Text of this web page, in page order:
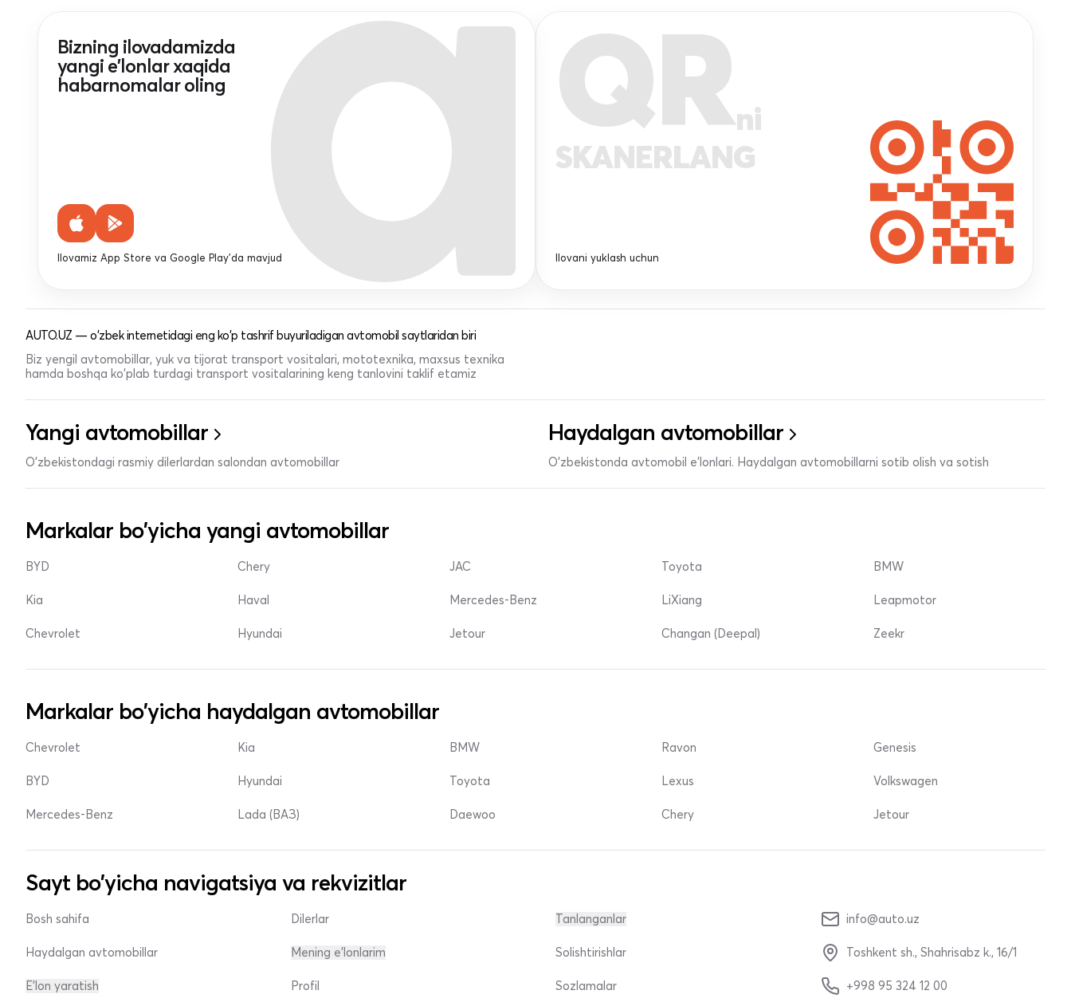
Bizning ilovadamizda
yangi e'lonlar xaqida
habarnomalar oling
Ilovamiz App Store va Google Play'da mavjud
QRni
SKANERLANG
Ilovani yuklash uchun
AUTO.UZ — o'zbek internetidagi eng ko'p tashrif buyuriladigan avtomobil saytlaridan biri
Biz yengil avtomobillar, yuk va tijorat transport vositalari, mototexnika, maxsus texnika
hamda boshqa ko'plab turdagi transport vositalarining keng tanlovini taklif etamiz
Yangi avtomobillar
O'zbekistondagi rasmiy dilerlardan salondan avtomobillar
Haydalgan avtomobillar
O'zbekistonda avtomobil e’lonlari. Haydalgan avtomobillarni sotib olish va sotish
Markalar bo'yicha yangi avtomobillar
BYD
Kia
Chevrolet
Chery
Haval
Hyundai
JAC
Mercedes-Benz
Jetour
Toyota
LiXiang
Changan (Deepal)
BMW
Leapmotor
Zeekr
Markalar bo'yicha haydalgan avtomobillar
Chevrolet
BYD
Mercedes-Benz
Kia
Hyundai
Lada (ВАЗ)
BMW
Toyota
Daewoo
Ravon
Lexus
Chery
Genesis
Volkswagen
Jetour
Sayt bo'yicha navigatsiya va rekvizitlar
Bosh sahifa
Haydalgan avtomobillar
E'lon yaratish
Dilerlar
Mening e'lonlarim
Profil
Tanlanganlar
Solishtirishlar
Sozlamalar
info@auto.uz
Toshkent sh., Shahrisabz k., 16/1
+998 95 324 12 00